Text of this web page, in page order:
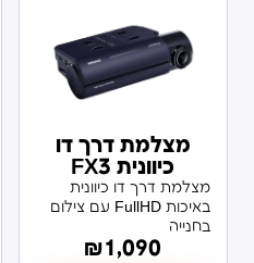
מצלמת דרך דו
כיוונית FX3
מצלמת דרך דו כיוונית
באיכות FullHD עם צילום
בחנייה
₪1,090